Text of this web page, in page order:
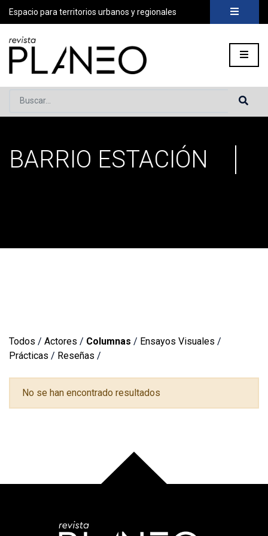
Espacio para territorios urbanos y regionales
Buscar...
Portada »Barrio Estación
BARRIO ESTACIÓN
Todos / Actores / Columnas / Ensayos Visuales /
Prácticas / Reseñas /
No se han encontrado resultados